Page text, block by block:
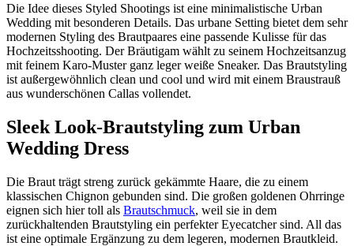
Die Idee dieses Styled Shootings ist eine minimalistische Urban
Wedding mit besonderen Details. Das urbane Setting bietet dem sehr
modernen Styling des Brautpaares eine passende Kulisse für das
Hochzeitsshooting. Der Bräutigam wählt zu seinem Hochzeitsanzug
mit feinem Karo-Muster ganz leger weiße Sneaker. Das Brautstyling
ist außergewöhnlich clean und cool und wird mit einem Braustrauß
aus wunderschönen Callas vollendet.
Sleek Look-Brautstyling zum Urban
Wedding Dress
Die Braut trägt streng zurück gekämmte Haare, die zu einem
klassischen Chignon gebunden sind. Die großen goldenen Ohrringe
eignen sich hier toll als Brautschmuck, weil sie in dem
zurückhaltenden Brautstyling ein perfekter Eyecatcher sind. All das
ist eine optimale Ergänzung zu dem legeren, modernen Brautkleid.